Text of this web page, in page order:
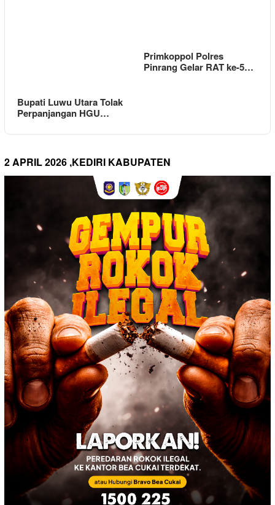
Bupati Luwu Utara Tolak
Perpanjangan HGU…
Primkoppol Polres
Pinrang Gelar RAT ke-5…
2 APRIL 2026 ,KEDIRI KABUPATEN